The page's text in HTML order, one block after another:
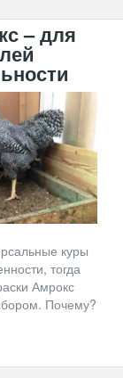
– для
куры
тогда
Амрокс
Почему?